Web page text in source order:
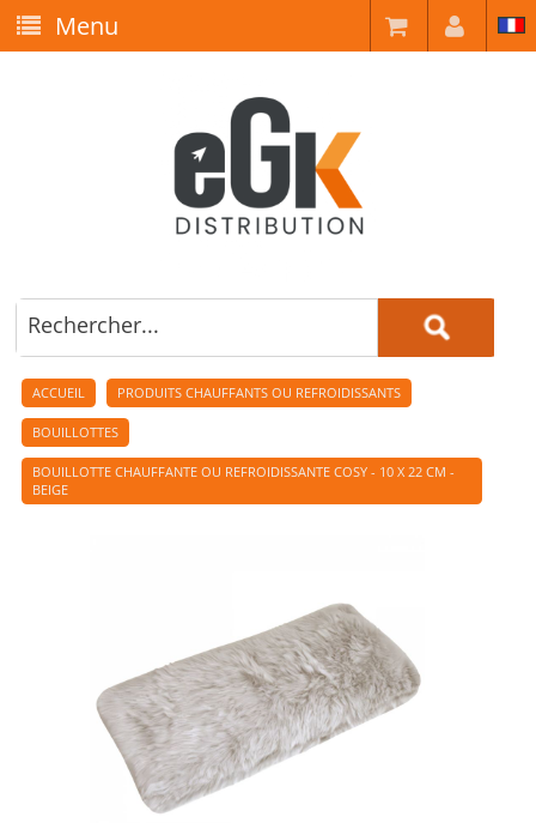
Menu
ACCUEIL PRODUITS CHAUFFANTS OU REFROIDISSANTS
BOUILLOTTES
BOUILLOTTE CHAUFFANTE OU REFROIDISSANTE COSY - 10 X 22 CM -
BEIGE